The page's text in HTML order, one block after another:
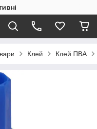
Клей Клей ПВА